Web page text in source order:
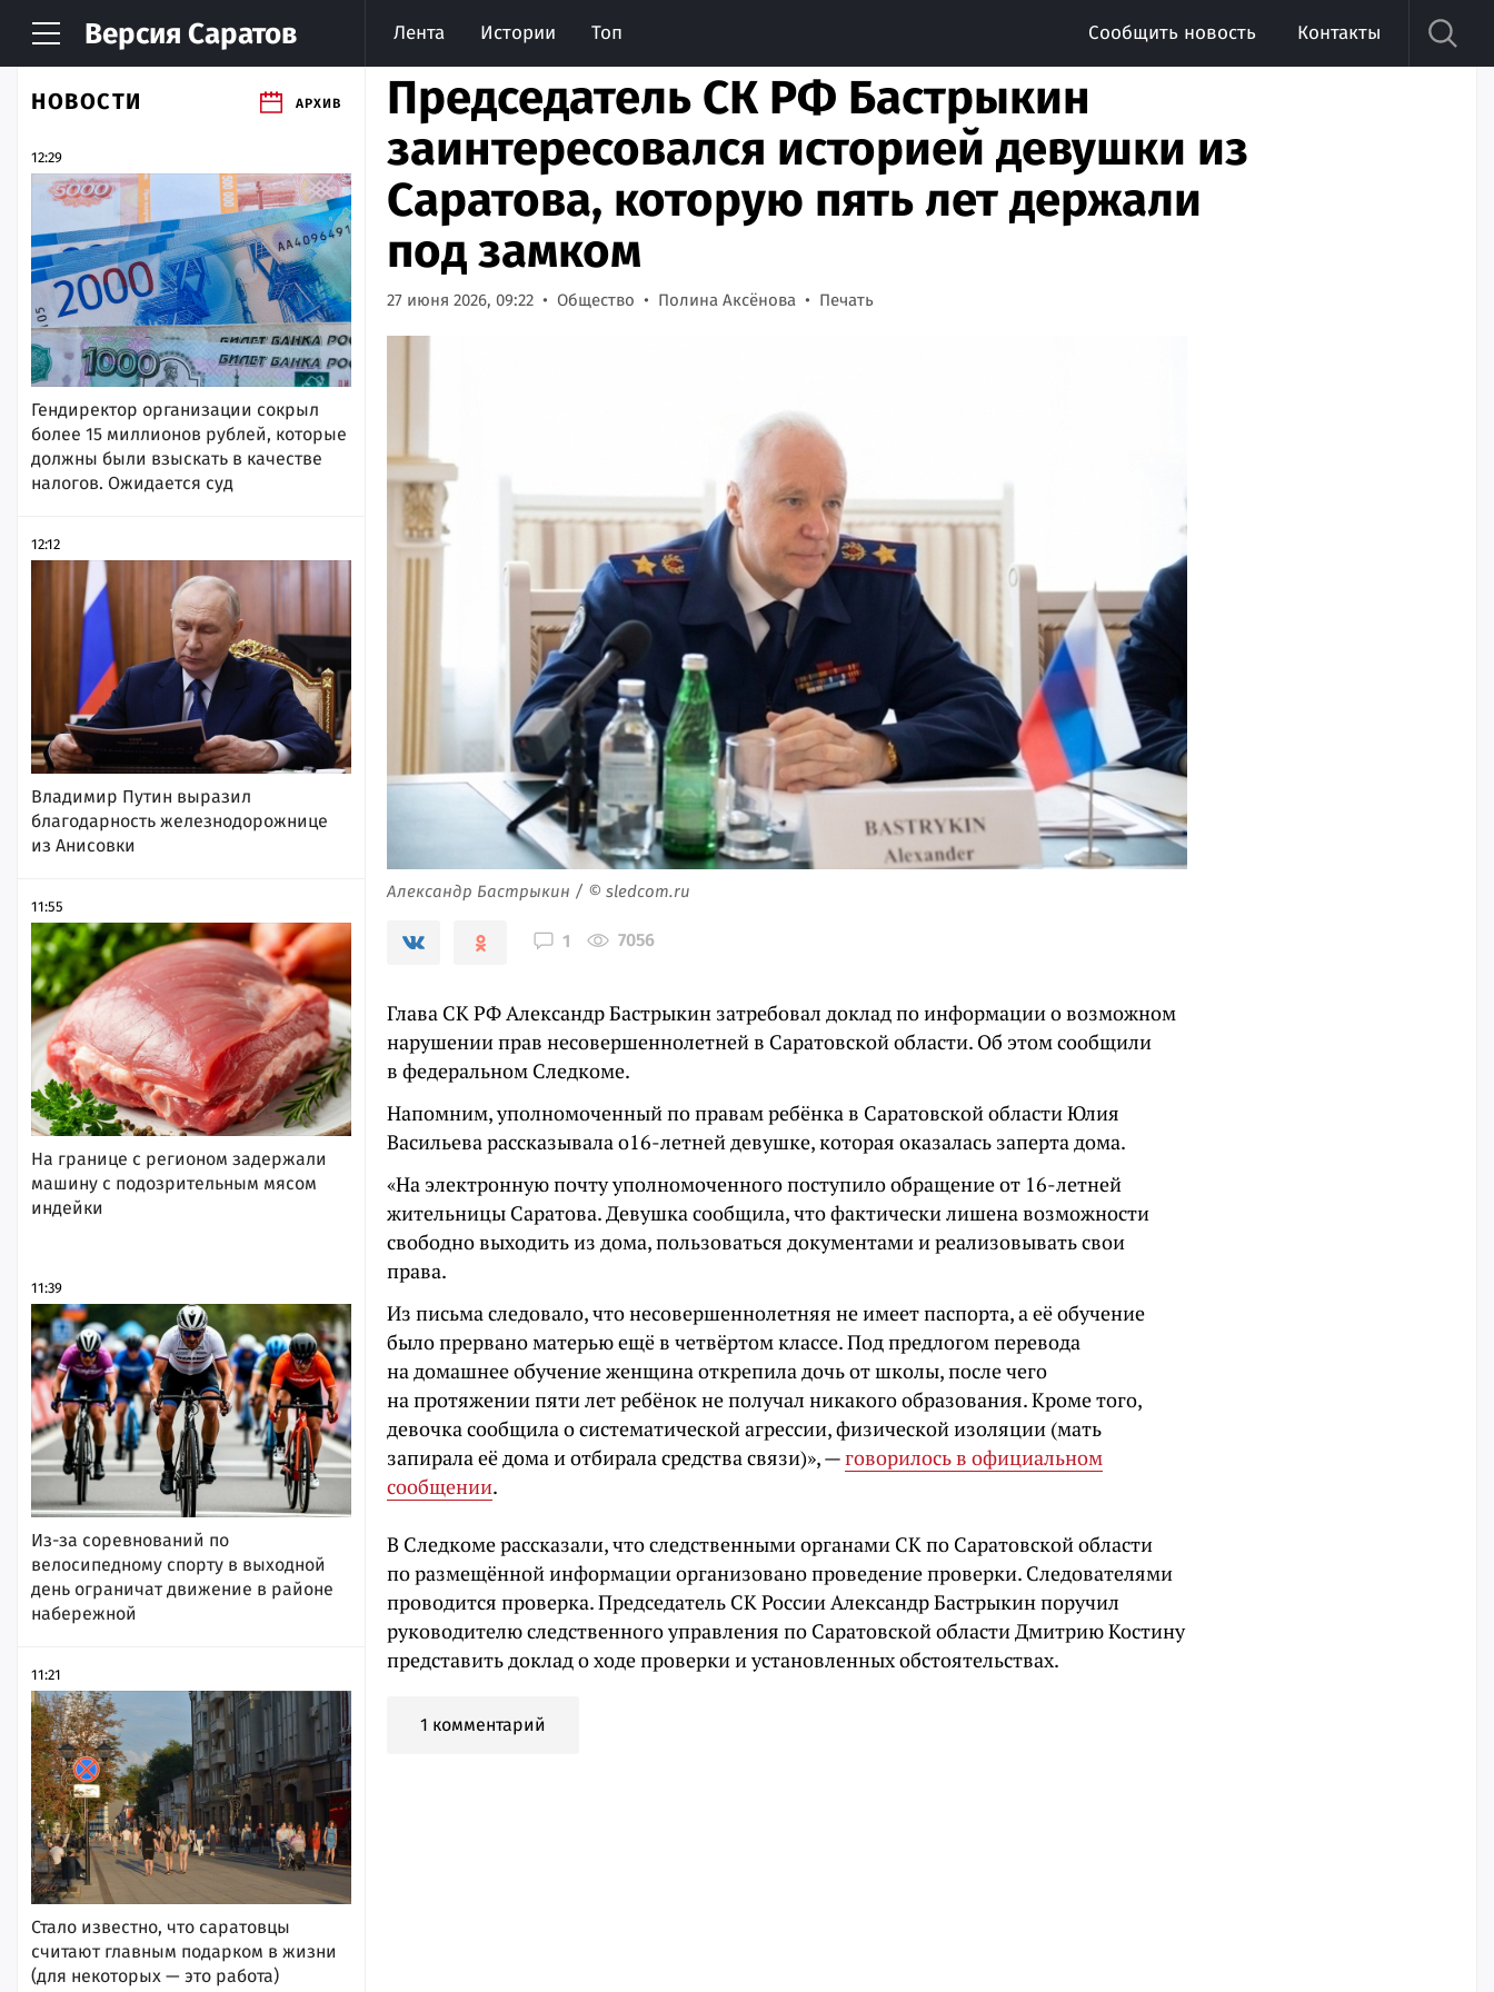
Версия Саратов Лента Истории Топ Сообщить новость Контакты
НОВОСТИ АРХИВ
12:29
Гендиректор организации сокрыл
более 15 миллионов рублей, которые
должны были взыскать в качестве
налогов. Ожидается суд
12:12
Владимир Путин выразил
благодарность железнодорожнице
из Анисовки
11:55
На границе с регионом задержали
машину с подозрительным мясом
индейки
11:39
Из-за соревнований по
велосипедному спорту в выходной
день ограничат движение в районе
набережной
11:21
Стало известно, что саратовцы
считают главным подарком в жизни
(для некоторых — это работа)
Председатель СК РФ Бастрыкин
заинтересовался историей девушки из
Саратова, которую пять лет держали
под замком
27 июня 2026, 09:22 Общество Полина Аксёнова Печать
Александр Бастрыкин / © sledcom.ru
1 7056
Глава СК РФ Александр Бастрыкин затребовал доклад по информации о возможном
нарушении прав несовершеннолетней в Саратовской области. Об этом сообщили
в федеральном Следкоме.
Напомним, уполномоченный по правам ребёнка в Саратовской области Юлия
Васильева рассказывала о16-летней девушке, которая оказалась заперта дома.
«На электронную почту уполномоченного поступило обращение от 16-летней
жительницы Саратова. Девушка сообщила, что фактически лишена возможности
свободно выходить из дома, пользоваться документами и реализовывать свои
права.
Из письма следовало, что несовершеннолетняя не имеет паспорта, а её обучение
было прервано матерью ещё в четвёртом классе. Под предлогом перевода
на домашнее обучение женщина открепила дочь от школы, после чего
на протяжении пяти лет ребёнок не получал никакого образования. Кроме того,
девочка сообщила о систематической агрессии, физической изоляции (мать
запирала её дома и отбирала средства связи)», —говорилось в официальном
сообщении.
В Следкоме рассказали, что следственными органами СК по Саратовской области
по размещённой информации организовано проведение проверки. Следователями
проводится проверка. Председатель СК России Александр Бастрыкин поручил
руководителю следственного управления по Саратовской области Дмитрию Костину
представить доклад о ходе проверки и установленных обстоятельствах.
1 комментарий